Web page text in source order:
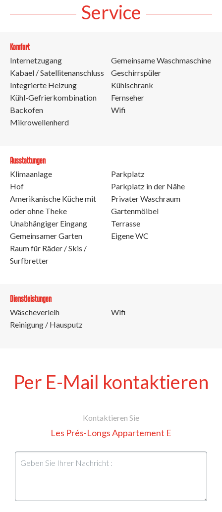
Service
Komfort
Internetzugang
Kabael / Satellitenanschluss
Integrierte Heizung
Kühl-Gefrierkombination
Backofen
Mikrowellenherd
Gemeinsame Waschmaschine
Geschirrspüler
Kühlschrank
Fernseher
Wifi
Ausstattungen
Klimaanlage
Hof
Amerikanische Küche mit
oder ohne Theke
Unabhängiger Eingang
Gemeinsamer Garten
Raum für Räder / Skis /
Surfbretter
Parkplatz
Parkplatz in der Nähe
Privater Waschraum
Gartenmöibel
Terrasse
Eigene WC
Dienstleistungen
Wäscheverleih
Reinigung / Hausputz
Wifi
Per E-Mail kontaktieren
Kontaktieren Sie
Les Prés-Longs Appartement E